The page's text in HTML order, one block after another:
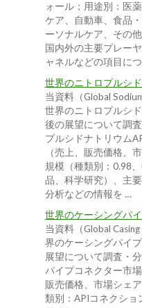
ォール；用途別：医
ケア、自動車、食品
ーソナルケア、その
国内外の主要プレー
ャネルなどの項目に
世界のニトロプルシ
当資料（Global
世界のニトロプルシ
後の展望について調
プルシドナトリウム
（売上、販売価格、
規模（種類別：0.98
品、科学研究）、主
分析などの情報を …
世界のケーシングパ
当資料（Global
界のケーシングパイ
展望について調査・
パイプコネクター市
販売価格、市場シェ
類別：APIコネクショ